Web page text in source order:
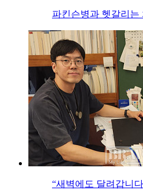
파킨슨병과 헷갈리는
“새벽에도 달려갑니